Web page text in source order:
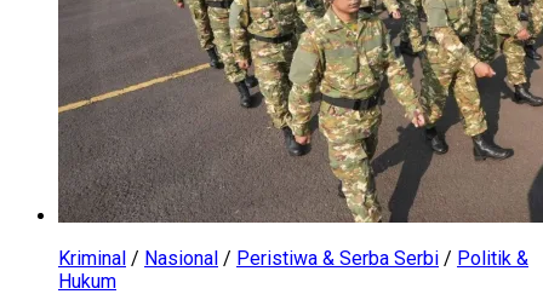
Kriminal / Nasional / Peristiwa & Serba Serbi / Politik &
Hukum